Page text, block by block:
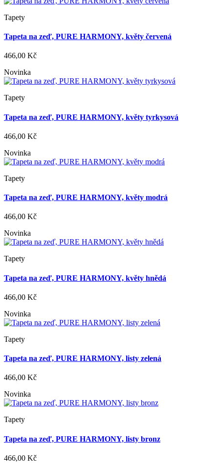
Tapety
Tapeta na zeď, PURE HARMONY, květy červená
466,00 Kč
Novinka
Tapety
Tapeta na zeď, PURE HARMONY, květy tyrkysová
466,00 Kč
Novinka
Tapety
Tapeta na zeď, PURE HARMONY, květy modrá
466,00 Kč
Novinka
Tapety
Tapeta na zeď, PURE HARMONY, květy hnědá
466,00 Kč
Novinka
Tapety
Tapeta na zeď, PURE HARMONY, listy zelená
466,00 Kč
Novinka
Tapety
Tapeta na zeď, PURE HARMONY, listy bronz
466,00 Kč